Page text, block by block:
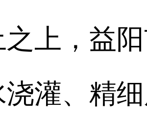
上，益
浇灌、精